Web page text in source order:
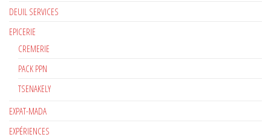
DEUIL SERVICES
EPICERIE
CREMERIE
PACK PPN
TSENAKELY
EXPAT-MADA
EXPÉRIENCES